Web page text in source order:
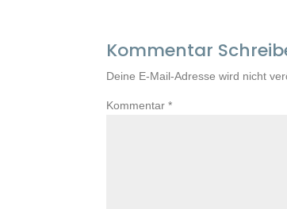
Kommentar
Deine E-Mail-Adresse wird nicht
Kommentar*